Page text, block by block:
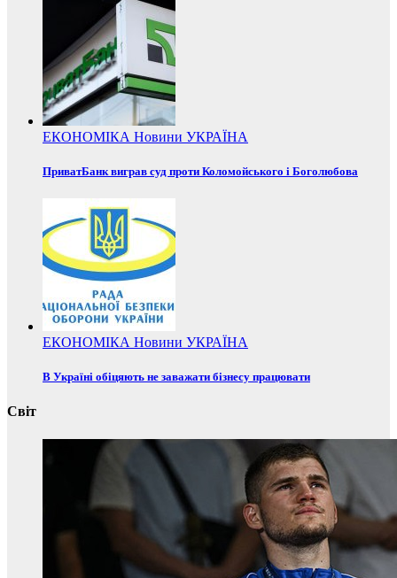
ЕКОНОМІКА Новини УКРАЇНА
ПриватБанк виграв суд проти Коломойського і Боголюбова
ЕКОНОМІКА Новини УКРАЇНА
В Україні обіцяють не заважати бізнесу працювати
Світ